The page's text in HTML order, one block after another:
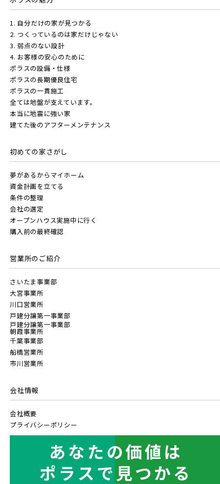
東武東上本線
京成線
京成本線
京成押上線
京成千葉線
西武線
西武池袋線
西武新宿線
ブランドを知る
1. 自分だけの家が見つかる
2. つくっているのは家だけじゃない
3. 弱点のない設計
4. お客様の安心のために
ポラスの設備・仕様
ポラスの長期優良住宅
ポラスの一貫施工
全ては地盤が支えています。
本当に地震に強い家
建てた後のアフターメンテナンス
初めての家さがし
夢があるからマイホーム
資金計画を立てる
条件の整理
会社の選定
オープンハウス実施中に行く
購入前の最終確認
営業所のご紹介
さいたま事業部
大宮事業所
川口営業所
戸建分譲第一事業部
戸建分譲第一事業部
朝霞事業所
千葉事業部
船橋営業所
市川営業所
会社情報
会社概要
プライバシーポリシー